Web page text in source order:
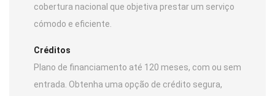
cobertura nacional que objetiva prestar um serviço
cómodo e eficiente.
Créditos
Plano de financiamento até 120 meses, com ou sem
entrada. Obtenha uma opção de crédito segura,